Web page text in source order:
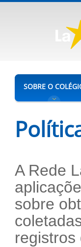
SOBRE O
A Rede
sobre
registros